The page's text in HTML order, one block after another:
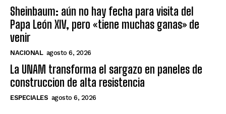
Sheinbaum: aún no hay fecha para visita del
Papa León XIV, pero «tiene muchas ganas» de
venir
NACIONAL agosto 6, 2026
La UNAM transforma el sargazo en paneles de
construccion de alta resistencia
ESPECIALES agosto 6, 2026